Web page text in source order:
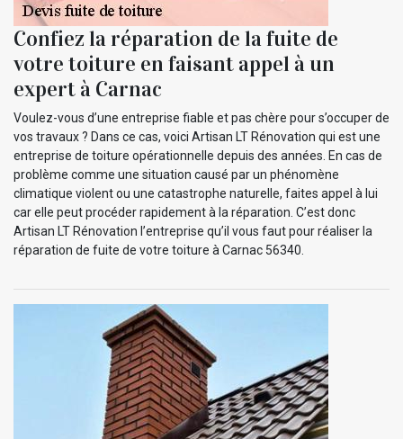
Confiez la réparation de la fuite de
votre toiture en faisant appel à un
expert à Carnac
Voulez-vous d’une entreprise fiable et pas chère pour s’occuper de
vos travaux ? Dans ce cas, voici Artisan LT Rénovation qui est une
entreprise de toiture opérationnelle depuis des années. En cas de
problème comme une situation causé par un phénomène
climatique violent ou une catastrophe naturelle, faites appel à lui
car elle peut procéder rapidement à la réparation. C’est donc
Artisan LT Rénovation l’entreprise qu’il vous faut pour réaliser la
réparation de fuite de votre toiture à Carnac 56340.